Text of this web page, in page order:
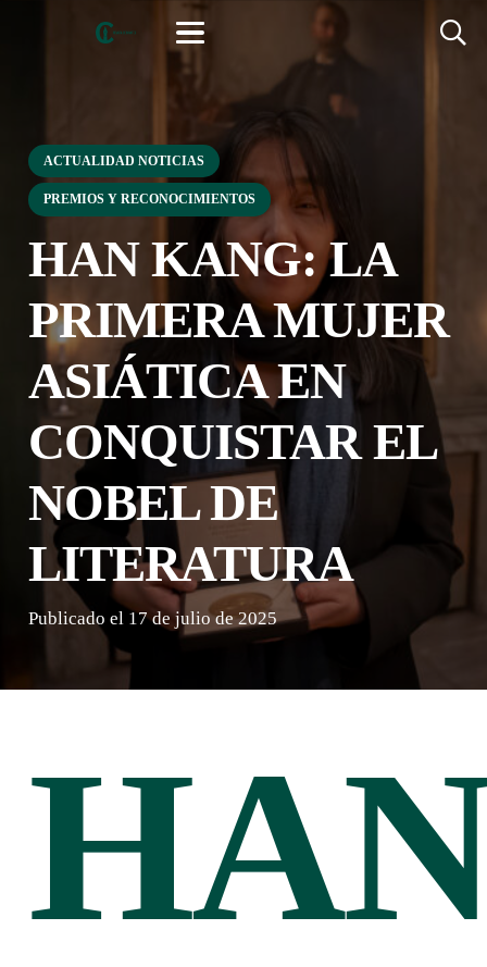
ACTUALIDAD NOTICIAS
PREMIOS Y RECONOCIMIENTOS
HAN KANG: LA
PRIMERA MUJER
ASIÁTICA EN
CONQUISTAR EL
NOBEL DE
LITERATURA
Publicado el 17 de julio de 2025